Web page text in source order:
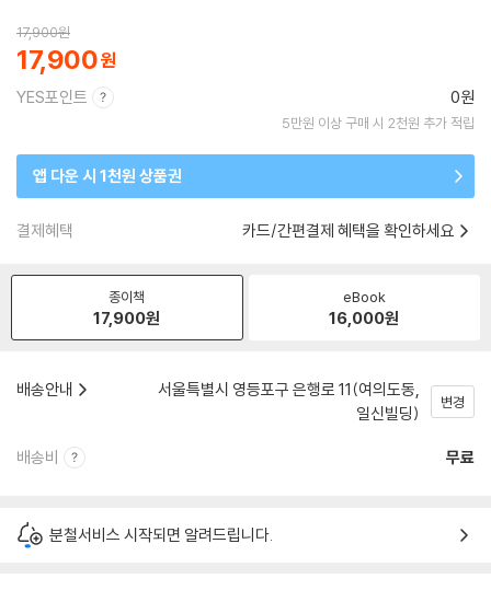
17,900원
17,900
YES포인트 0원
5만원 이상 구매 시 2천원 추가 적립
앱 다운 시 1천원 상품권
결제혜택 카드/간편결제 혜택을 확인하세요
종이책
17,900원
eBook
16,000원
배송안내
서울특별시 영등포구 은행로 11(여의도동,
일신빌딩)
변경
배송비 무료
분철서비스 시작되면 알려드립니다.